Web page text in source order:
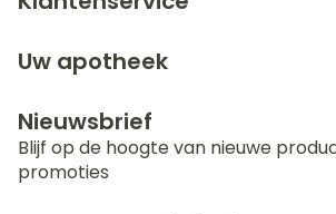
Uw apotheek
Nieuwsbrief
Blijf op de hoogte van nieuwe
promoties